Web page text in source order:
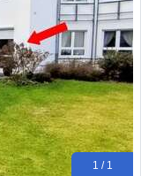
1 / 1